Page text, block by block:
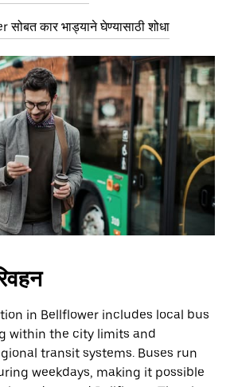
कार भाड्याने घेण्यासाठी शोधा
in Bellflower includes local bus
within the city limits and
transit systems. Buses run
weekdays, making it possible